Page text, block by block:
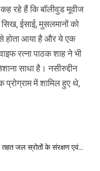
रहे हैं कि बॉलीवुड मूवीज
ईसाई, मुसलमानों को
होता आया है और ये एक
रत्ना पाठक शाह ने भी
साधा है। नसीरुद्दीन
में शामिल हुए थे,
तहत जल स्रोतों के संरक्षण एवं…